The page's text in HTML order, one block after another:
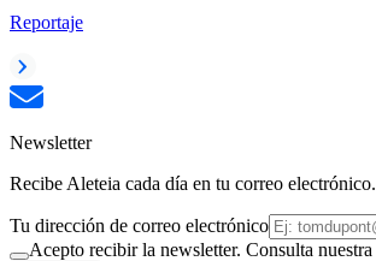
Reportaje
Newsletter
Recibe Aleteia cada día en tu correo electrónico.
Tu dirección de correo electrónico
Acepto recibir la newsletter. Consulta nuestra